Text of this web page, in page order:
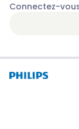
Connectez-